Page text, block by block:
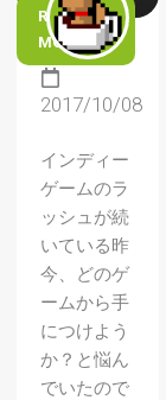
READ
MORE
2017/10/08
インディー
ゲームのラ
ッシュが続
いている昨
今、どのゲ
ームから手
につけよう
か？と悩ん
でいたので